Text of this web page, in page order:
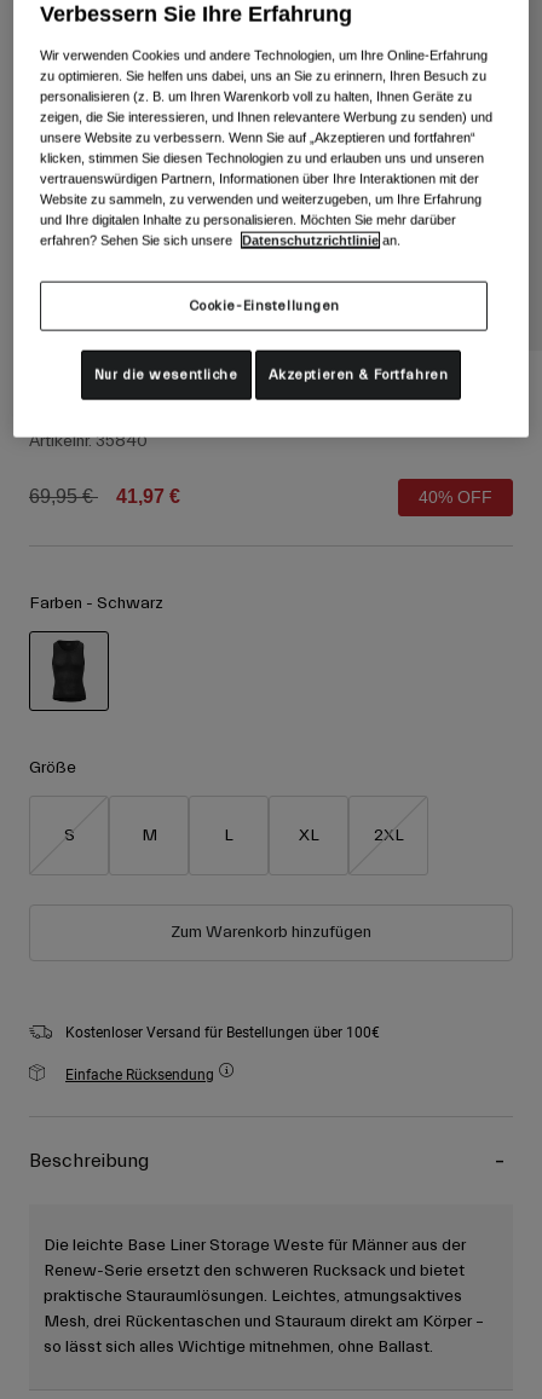
Schuhe
Rennrad Schuhe
Mountainbike Schuhe
Gravel Schuhe
Alle anzeigen
Bekleidung
Rennrad Bekleidung
Goggles
Handschuhe
Ersatzteile
Alle anzeigen
Schutzbrillen
Ski
Snowboard
Mit austauschbaren Gläsern
Kinder
Helme
Verwendungszweck
All Mountain
Ski Race
Base Liner Storage Weste für Männer
Artikelnr.35840
Price reduced from
69,95 €to 41,97 € 40% OFF
Farben - Schwarz
Größe
S M L XL 2XL
Zum Warenkorb hinzufügen
Kostenloser Versand für Bestellungen über 100€
Einfache Rücksendung
Beschreibung
Die leichte Base Liner Storage Weste für Männer aus der
Renew-Serie ersetzt den schweren Rucksack und bietet
praktische Stauraumlösungen. Leichtes, atmungsaktives
Mesh, drei Rückentaschen und Stauraum direkt am Körper –
so lässt sich alles Wichtige mitnehmen, ohne Ballast.
Verbessern Sie Ihre Erfahrung
Wir verwenden Cookies und andere Technologien, um Ihre Online-Erfahrung
zu optimieren. Sie helfen uns dabei, uns an Sie zu erinnern, Ihren Besuch zu
personalisieren (z. B. um Ihren Warenkorb voll zu halten, Ihnen Geräte zu
zeigen, die Sie interessieren, und Ihnen relevantere Werbung zu senden) und
unsere Website zu verbessern. Wenn Sie auf „Akzeptieren und fortfahren“
klicken, stimmen Sie diesen Technologien zu und erlauben uns und unseren
vertrauenswürdigen Partnern, Informationen über Ihre Interaktionen mit der
Website zu sammeln, zu verwenden und weiterzugeben, um Ihre Erfahrung
und Ihre digitalen Inhalte zu personalisieren. Möchten Sie mehr darüber
erfahren? Sehen Sie sich unsere
Datenschutzrichtlinie an.
Cookie-Einstellungen
Nur die wesentliche Akzeptieren & Fortfahren